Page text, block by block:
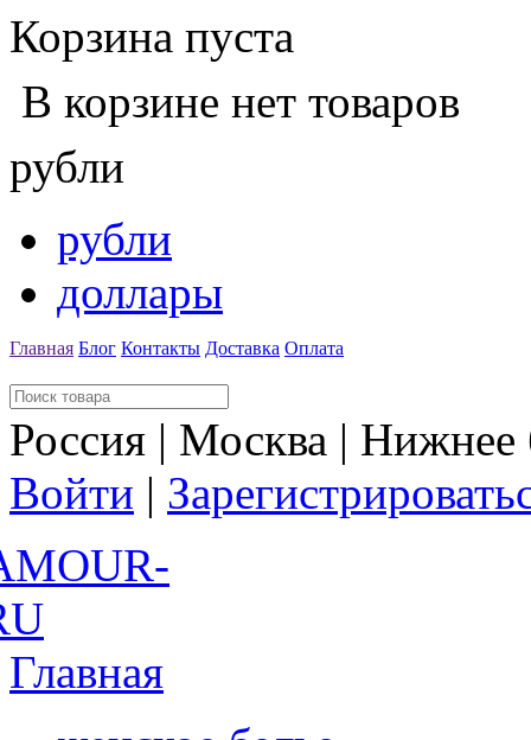
Корзина пуста
В корзине нет товаров
рубли
рубли
доллары
Главная Блог Контакты Доставка Оплата
Россия | Москва |
Войти |
Главная